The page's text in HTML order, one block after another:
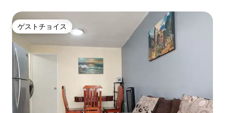
ゲストチョイス
ゲストチョイス